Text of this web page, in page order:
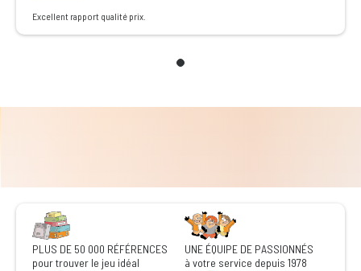
Excellent rapport qualité prix.
PLUS DE 50 000 RÉFÉRENCES
pour trouver le jeu idéal
UNE ÉQUIPE DE PASSIONNÉS
à votre service depuis 1978